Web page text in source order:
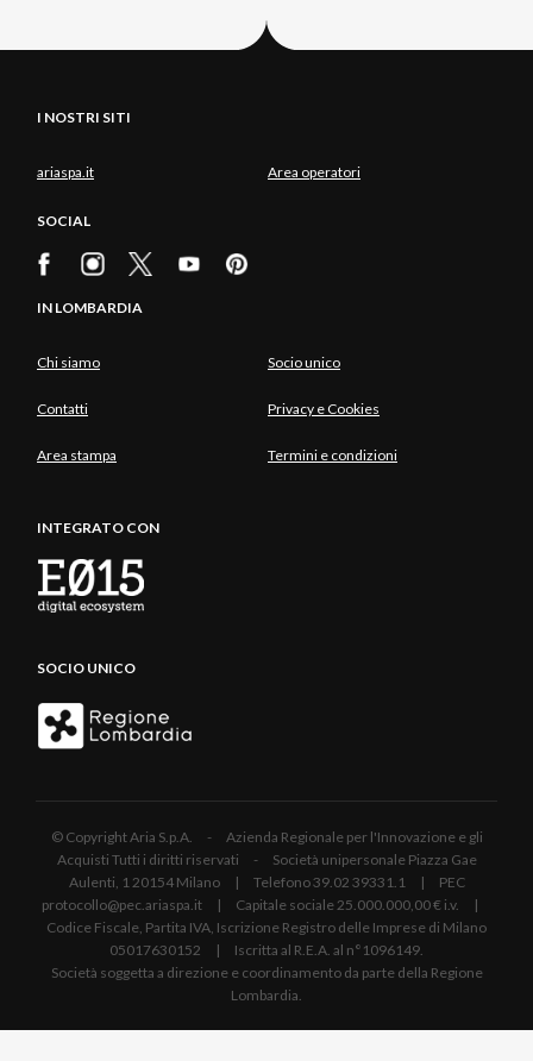
I NOSTRI SITI
ariaspa.it Area operatori
SOCIAL
IN LOMBARDIA
Chi siamo Socio unico
Contatti Privacy e Cookies
Area stampa Termini e condizioni
INTEGRATO CON
SOCIO UNICO
© Copyright Aria S.p.A. - Azienda Regionale per l'Innovazione e gli
Acquisti Tutti i diritti riservati - Società unipersonale Piazza Gae
Aulenti, 1 20154 Milano | Telefono 39.02 39331.1 | PEC
protocollo@pec.ariaspa.it | Capitale sociale 25.000.000,00 € i.v. |
Codice Fiscale, Partita IVA, Iscrizione Registro delle Imprese di Milano
05017630152 | Iscritta al R.E.A. al n°1096149.
Società soggetta a direzione e coordinamento da parte della Regione
Lombardia.